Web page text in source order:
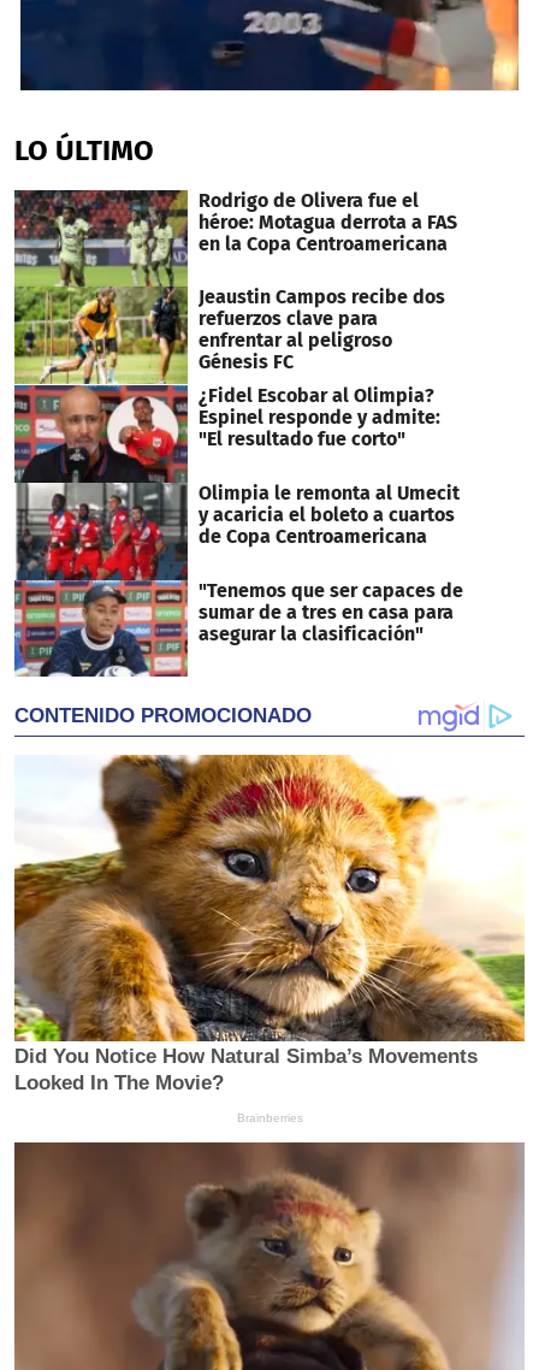
of
4
9
seconds
LO ÚLTIMO
Rodrigo de Olivera fue el
héroe: Motagua derrota a FAS
en la Copa Centroamericana
Jeaustin Campos recibe dos
refuerzos clave para
enfrentar al peligroso
Génesis FC
¿Fidel Escobar al Olimpia?
Espinel responde y admite:
"El resultado fue corto"
Olimpia le remonta al Umecit
y acaricia el boleto a cuartos
de Copa Centroamericana
"Tenemos que ser capaces de
sumar de a tres en casa para
asegurar la clasificación"